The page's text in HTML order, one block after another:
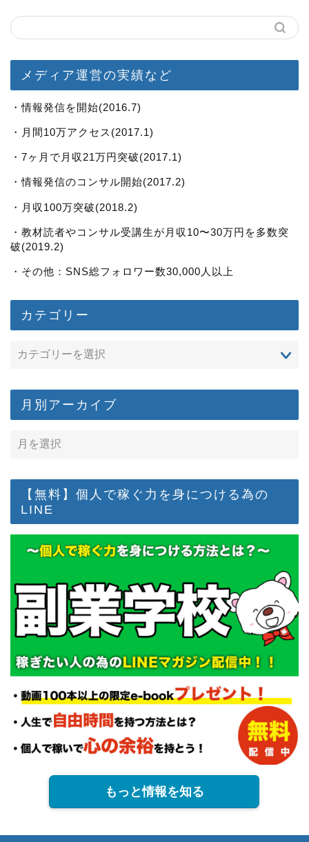
メディア運営の実績など
・情報発信を開始(2016.7)
・月間10万アクセス(2017.1)
・7ヶ月で月収21万円突破(2017.1)
・情報発信のコンサル開始(2017.2)
・月収100万突破(2018.2)
・教材読者やコンサル受講生が月収10〜30万円を多数突
破(2019.2)
・その他：SNS総フォロワー数30,000人以上
カテゴリー
月別アーカイブ
【無料】個人で稼ぐ力を身につける為の
LINE
もっと情報を知る